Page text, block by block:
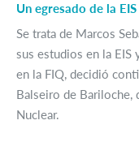
Un egresado de la
Se trata de Marcos
sus estudios en la EIS
en la FIQ, decidió
Balseiro de Bariloche,
Nuclear.